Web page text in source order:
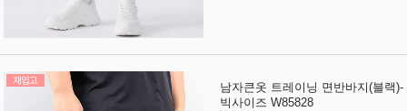
남자큰옷 트레이닝 면반바지(블랙)-
빅사이즈 W85828